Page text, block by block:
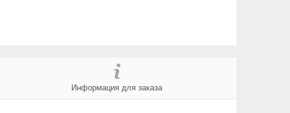
Информация для заказа